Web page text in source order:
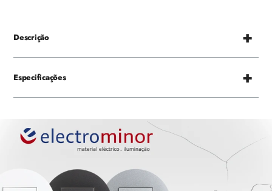
Descrição
Especificações